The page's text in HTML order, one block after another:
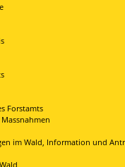
Forstamts
im Wald, Information und